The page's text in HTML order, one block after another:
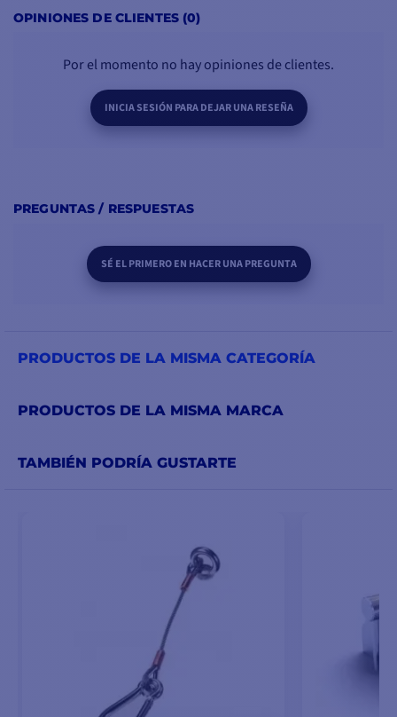
OPINIONES DE CLIENTES (0)
Por el momento no hay opiniones de clientes.
INICIA SESIÓN PARA DEJAR UNA RESEÑA
PREGUNTAS / RESPUESTAS
SÉ EL PRIMERO EN HACER UNA PREGUNTA
PRODUCTOS DE LA MISMA CATEGORÍA
PRODUCTOS DE LA MISMA MARCA
TAMBIÉN PODRÍA GUSTARTE